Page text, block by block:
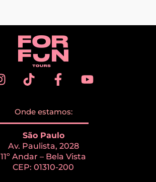
Onde estamos:
São Paulo
Av. Paulista, 2028
11º Andar – Bela Vista
CEP: 01310-200